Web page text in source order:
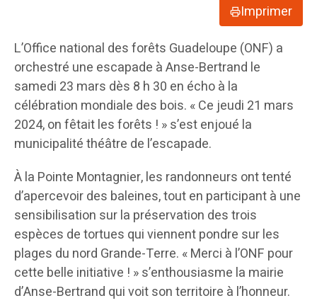
Imprimer
L’Office national des forêts Guadeloupe (ONF) a
orchestré une escapade à Anse-Bertrand le
samedi 23 mars dès 8 h 30 en écho à la
célébration mondiale des bois. « Ce jeudi 21 mars
2024, on fêtait les forêts ! » s’est enjoué la
municipalité théâtre de l’escapade.
À la Pointe Montagnier, les randonneurs ont tenté
d’apercevoir des baleines, tout en participant à une
sensibilisation sur la préservation des trois
espèces de tortues qui viennent pondre sur les
plages du nord Grande-Terre. « Merci à l’ONF pour
cette belle initiative ! » s’enthousiasme la mairie
d’Anse-Bertrand qui voit son territoire à l’honneur.